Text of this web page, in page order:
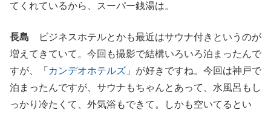
てくれているから、スーパー銭湯は。
長島 ビジネスホテルとかも最近はサウナ付きというのが
増えてきていて。今回も撮影で結構いろいろ泊まったんで
すが、「 カンデオホテルズ 」が好きですね。今回は神戸で
泊まったんですが、サウナもちゃんとあって、水風呂もし
っかり冷たくて、外気浴もできて。しかも空いてるとい